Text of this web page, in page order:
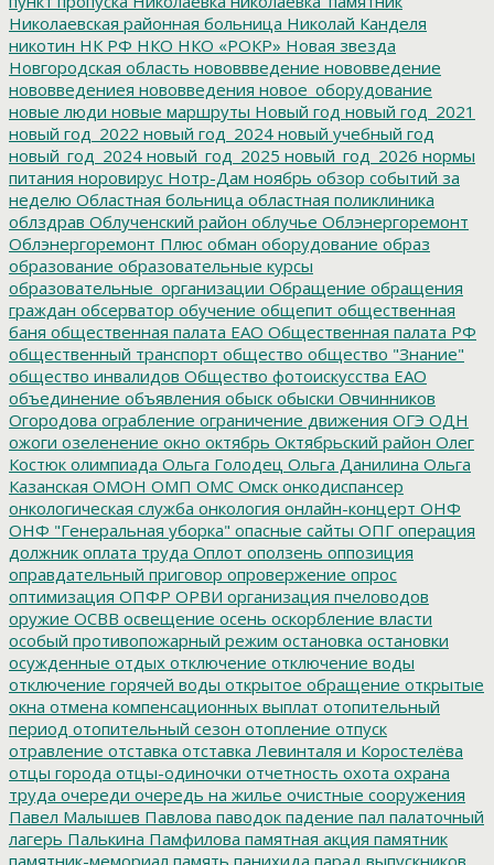
Николаевская районная больница Николай Канделя
никотин НК РФ НКО НКО «РОКР» Новая звезда
Новгородская область нововвведение нововведение
нововведениея нововведения новое_оборудование
новые люди новые маршруты Новый год новый год_2021
новый год_2022 новый год_2024 новый учебный год
новый_год_2024 новый_год_2025 новый_год_2026 нормы
питания норовирус Нотр-Дам ноябрь обзор событий за
неделю Областная больница областная поликлиника
облздрав Облученский район облучье Облэнергоремонт
Облэнергоремонт Плюс обман оборудование образ
образование образовательные курсы
образовательные_организации Обращение обращения
граждан обсерватор обучение общепит общественная
баня общественная палата ЕАО Общественная палата РФ
общественный транспорт общество общество "Знание"
общество инвалидов Общество фотоискусства ЕАО
объединение объявления обыск обыски Овчинников
Огородова ограбление ограничение движения ОГЭ ОДН
ожоги озеленение окно октябрь Октябрьский район Олег
Костюк олимпиада Ольга Голодец Ольга Данилина Ольга
Казанская ОМОН ОМП ОМС Омск онкодиспансер
онкологическая служба онкология онлайн-концерт ОНФ
ОНФ "Генеральная уборка" опасные сайты ОПГ операция
должник оплата труда Оплот оползень оппозиция
оправдательный приговор опровержение опрос
оптимизация ОПФР ОРВИ организация пчеловодов
оружие ОСВВ освещение осень оскорбление власти
особый противопожарный режим остановка остановки
осужденные отдых отключение отключение воды
отключение горячей воды открытое обращение открытые
окна отмена компенсационных выплат отопительный
период отопительный сезон отопление отпуск
отравление отставка отставка Левинталя и Коростелёва
отцы города отцы-одиночки отчетность охота охрана
труда очереди очередь на жилье очистные сооружения
Павел Малышев Павлова паводок падение пал палаточный
лагерь Палькина Памфилова памятная акция памятник
памятник-мемориал память панихида парад выпускников